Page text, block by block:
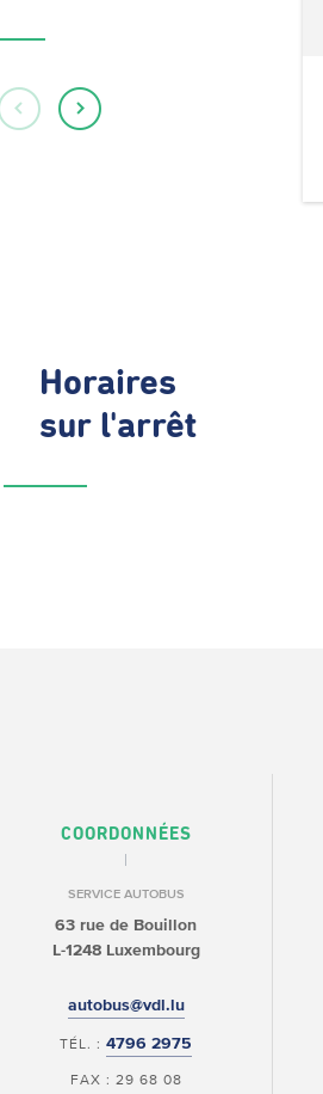
Horaires
sur l'arrêt
COORDONNÉES
SERVICE AUTOBUS
63 rue de Bouillon
L-1248 Luxembourg
autobus@vdl.lu
TÉL. :4796 2975
FAX : 29 68 08